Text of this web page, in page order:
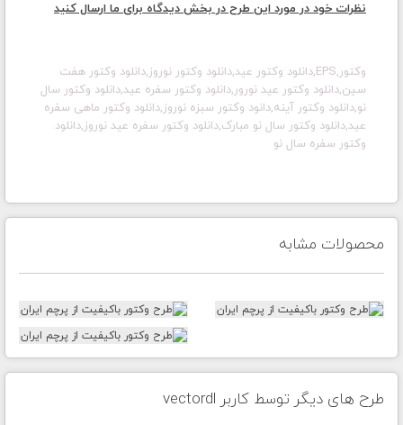
نظرات خود در مورد این طرح در بخش دیدگاه برای ما ارسال کنید
وکتور,EPS,دانلود وکتور عید,دانلود وکتور نوروز,دانلود وکتور هفت
سین,دانلود وکتور عید نورور,دانلود وکتور سفره عید,دانلود وکتور سال
نو,دانلود وکتور آینه,دانود وکتور سبزه نوروز,دانلود وکتور ماهی سفره
عید,دانلود وکتور سال نو مبارک,دانلود وکتور سفره عید نوروز,دانلود
وکتور سفره سال نو
محصولات مشابه
طرح های دیگر توسط کاربر vectordl